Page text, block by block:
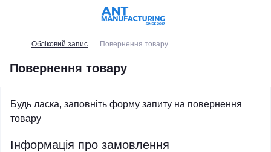
Обліковий запис Повернення товару
Повернення товару
Будь ласка, заповніть форму запиту на повернення
товару
Інформація про замовлення